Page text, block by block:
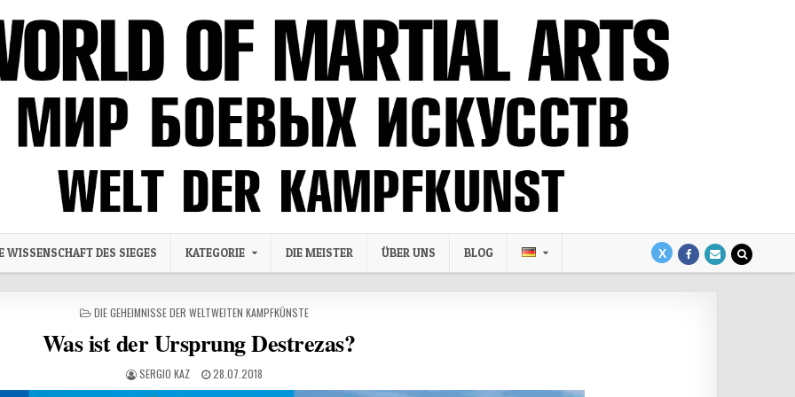
WISSENSCHAFT DES SIEGES KATEGORIE DIE MEISTER ÜBER UNS BLOG
POSTED IN
DIE GEHEIMNISSE DER WELTWEITEN KAMPFKÜNSTE
Was ist der Ursprung Destrezas?
AUTHOR:
SERGIO KAZ PUBLISHED DATE:
28.07.2018